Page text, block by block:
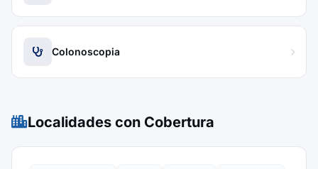
Colonoscopia
Localidades con Cobertura